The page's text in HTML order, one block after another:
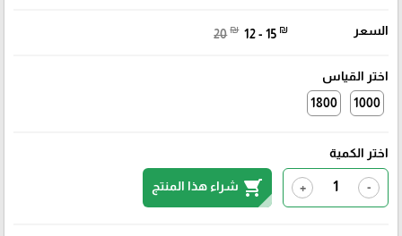
السعر 20 ₪ 12 - 15 ₪
اختر القياس
1000
1800
اختر الكمية
-
+
shopping_cart شراء هذا المنتج